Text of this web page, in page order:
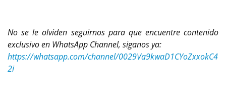
No se le olviden seguirnos para que encuentre contenido
exclusivo en WhatsApp Channel, siganos ya:
https://whatsapp.com/channel/0029Va9kwaD1CYoZxxokC4
2i